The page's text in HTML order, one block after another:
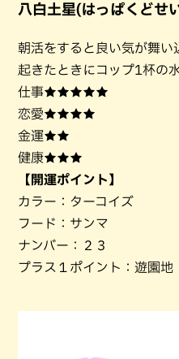
八白土星(はっぱくどせ
朝活をすると良い気が舞い
起きたときにコップ1杯の
仕事★★★★★
恋愛★★★★
金運★★
健康★★★
【開運ポイント】
カラー：ターコイズ
フード：サンマ
ナンバー：２３
プラス１ポイント：遊園地